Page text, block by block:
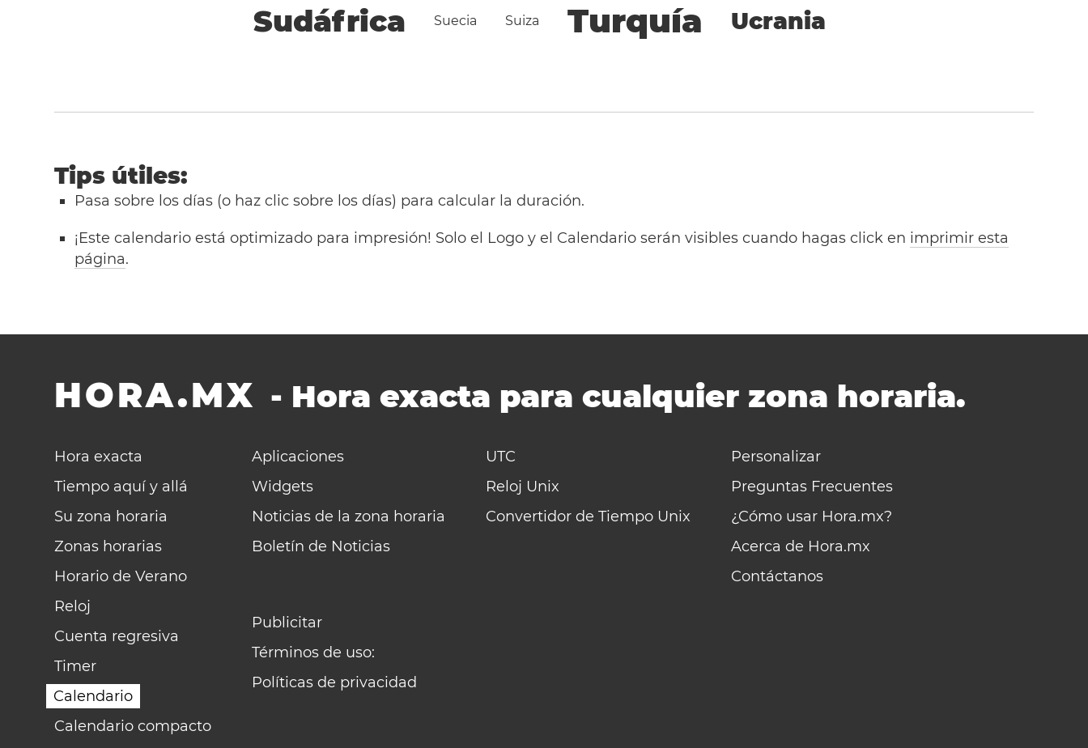
Sudáfrica Suecia Suiza Turquía Ucrania
Tips útiles:
Pasa sobre los días (o haz clic sobre los días) para calcular la duración.
¡Este calendario está optimizado para impresión! Solo el Logo y el Calendario serán visibles cuando hagas click en imprimir esta
página.
HORA.MX - Hora exacta para cualquier zona horaria.
Hora exacta
Tiempo aquí y allá
Su zona horaria
Zonas horarias
Horario de Verano
Reloj
Cuenta regresiva
Timer
Calendario
Calendario compacto
Aplicaciones
Widgets
Noticias de la zona horaria
Boletín de Noticias
UTC
Reloj Unix
Convertidor de Tiempo Unix
Personalizar
Preguntas Frecuentes
¿Cómo usar Hora.mx?
Acerca de Hora.mx
Contáctanos
Publicitar
Términos de uso:
Políticas de privacidad